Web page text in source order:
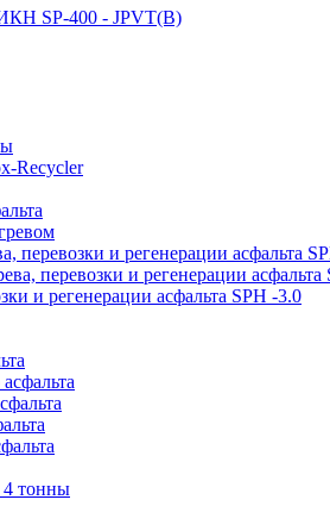
ИКН SP-400 - JPVT(B)
Recycler
перевозки и регенерации асфальта
перевозки и регенерации асфальта
и регенерации асфальта SPH -3.0
4 тонны